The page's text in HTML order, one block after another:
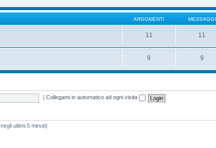
ARGOMENTI MESSAGGI
11 11
9 9
|Collegami in automatico ad ogni visita
ultimi 5 minuti)